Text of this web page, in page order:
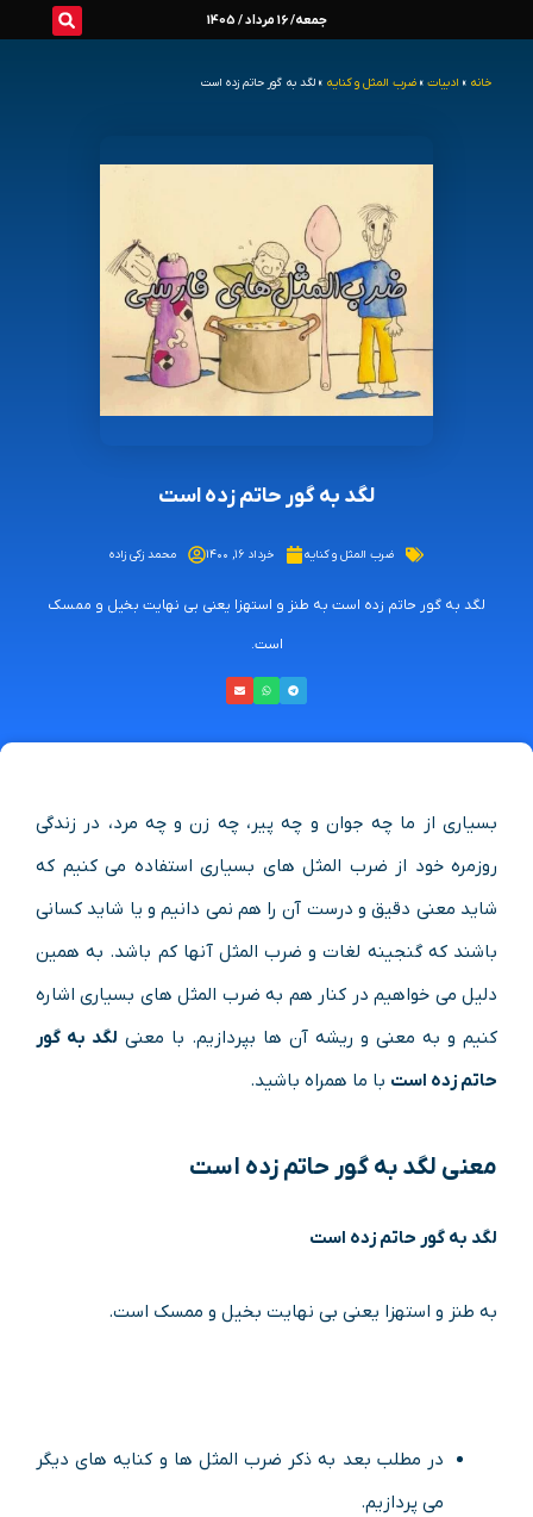
جمعه/ 16 مرداد / 1405
خانه » ادبیات » ضرب المثل و کنایه » لگد به گور حاتم زده است
لگد به گور حاتم زده است
ضرب المثل و کنایه خرداد ۱۶, ۱۴۰۰ محمد زکی زاده
لگد به گور حاتم زده است به طنز و استهزا یعنی بی نهایت بخیل و ممسک
است.
بسیاری از ما چه جوان و چه پیر، چه زن و چه مرد، در زندگی
روزمره خود از ضرب المثل های بسیاری استفاده می کنیم که
شاید معنی دقیق و درست آن را هم نمی دانیم و یا شاید کسانی
باشند که گنجینه لغات و ضرب المثل آنها کم باشد. به همین
دلیل می خواهیم در کنار هم به ضرب المثل های بسیاری اشاره
کنیم و به معنی و ریشه آن ها بپردازیم. با معنی لگد به گور
حاتم زده است با ما همراه باشید.
معنی لگد به گور حاتم زده است
لگد به گور حاتم زده است
به طنز و استهزا یعنی بی نهایت بخیل و ممسک است.
در مطلب بعد به ذکر ضرب المثل ها و کنایه های دیگر
می پردازیم.